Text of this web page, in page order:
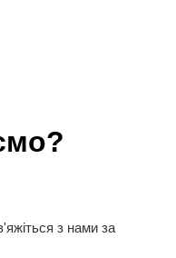
з нами за